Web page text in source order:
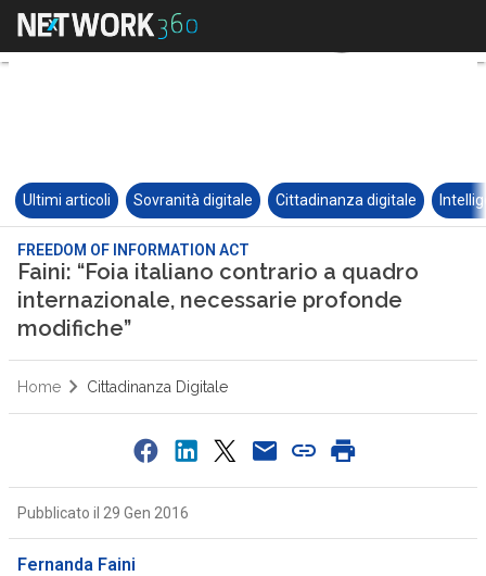
Ultimi articoli Sovranità digitale Cittadinanza digitale
FREEDOM OF INFORMATION ACT
Faini: “Foia italiano contrario a quadro
internazionale, necessarie profonde
modifiche”
Home Cittadinanza Digitale
Pubblicato il 29 Gen 2016
Fernanda Faini